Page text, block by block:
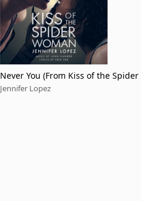
Never You (From Kiss of the Spider
Jennifer Lopez